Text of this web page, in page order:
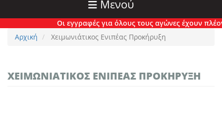
Μενού
Οι εγγραφές για όλους τους αγώνες έχουν πλέον κλείσει
Αρχική
Χειμωνιάτικος Ενιπέας Προκήρυξη
ΧΕΙΜΩΝΙΆΤΙΚΟΣ ΕΝΙΠΈΑΣ ΠΡΟΚΉΡΥΞΗ